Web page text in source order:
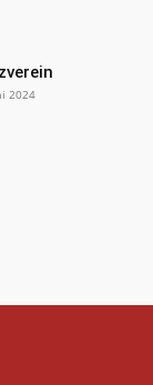
2024